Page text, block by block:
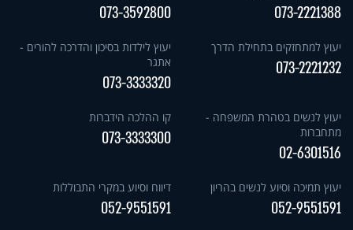
073-2221388
073-3592800
יעוץ למתחזקים בתחילת הדרך
073-2221232
יעוץ לילדות בסיכון והדרכה להורים -
אתגר
073-3333320
יעוץ לנשים בטהרת המשפחה -
מתחברות
02-6301516
קו ההלכה הידברות
073-3333300
יעוץ תמיכה וסיוע לנשים בהריון
052-9551591
דיווח וסיוע במקרי התבוללות
052-9551591